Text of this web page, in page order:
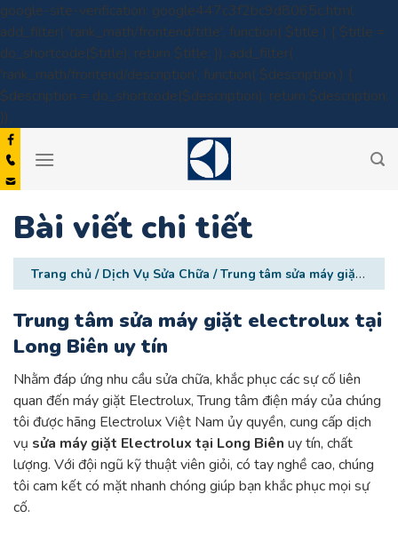
google-site-verification: google447c3f2bc9d8065c.html
add_filter( 'rank_math/frontend/title', function( $title ) { $title =
do_shortcode($title); return $title; }); add_filter(
'rank_math/frontend/description', function( $description ) {
$description = do_shortcode($description); return $description;
});
to
content
Bài viết chi tiết
Trang chủ / Dịch Vụ Sửa Chữa /Trung tâm sửa máy giặt electrolux tại Long Biên uy tín
Trung tâm sửa máy giặt electrolux tại
Long Biên uy tín
Nhằm đáp ứng nhu cầu sửa chữa, khắc phục các sự cố liên
quan đến máy giặt Electrolux, Trung tâm điện máy của chúng
tôi được hãng Electrolux Việt Nam ủy quyền, cung cấp dịch
vụ sửa máy giặt Electrolux tại Long Biên uy tín, chất
lượng. Với đội ngũ kỹ thuật viên giỏi, có tay nghề cao, chúng
tôi cam kết có mặt nhanh chóng giúp bạn khắc phục mọi sự
cố.